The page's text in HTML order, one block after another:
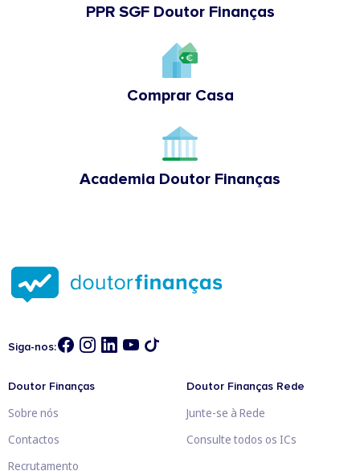
PPR SGF Doutor Finanças
Comprar Casa
Academia Doutor Finanças
Siga-nos:
Doutor Finanças
Sobre nós
Contactos
Recrutamento
Doutor Finanças Rede
Junte-se à Rede
Consulte todos os ICs